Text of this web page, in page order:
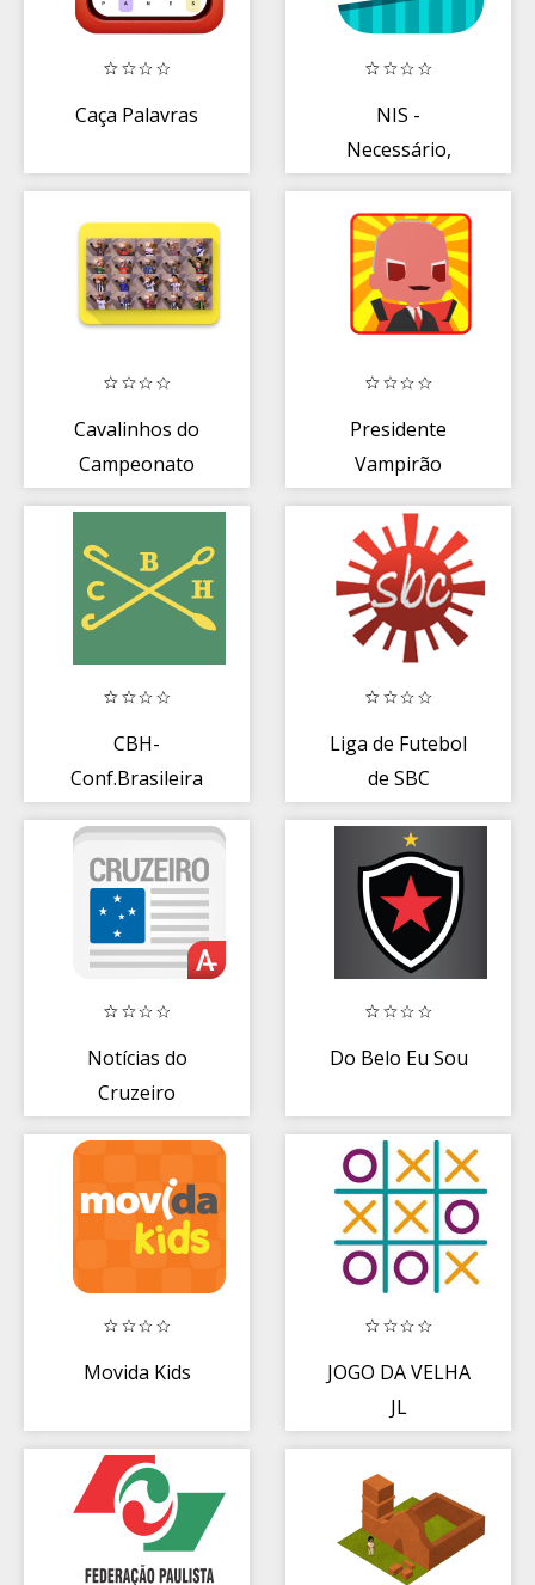
Caça Palavras
NIS -
Necessário,
Supérfluo
Cavalinhos do
Campeonato
Presidente
Vampirão
CBH-
Conf.Brasileira
Liga de Futebol
de SBC
Notícias do
Cruzeiro
Do Belo Eu Sou
Movida Kids
JOGO DA VELHA
JL